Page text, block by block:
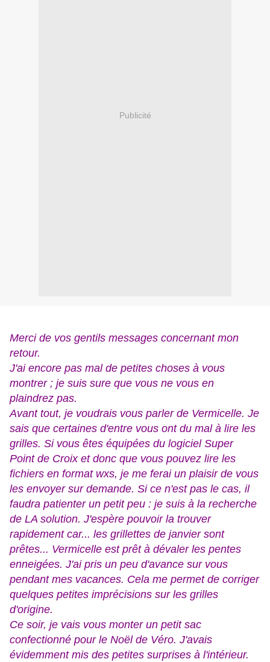
Publicité
Merci de vos gentils messages concernant mon
retour.
J'ai encore pas mal de petites choses à vous
montrer ; je suis sure que vous ne vous en
plaindrez pas.
Avant tout, je voudrais vous parler de Vermicelle. Je
sais que certaines d'entre vous ont du mal à lire les
grilles. Si vous êtes équipées du logiciel Super
Point de Croix et donc que vous pouvez lire les
fichiers en format wxs, je me ferai un plaisir de vous
les envoyer sur demande. Si ce n'est pas le cas, il
faudra patienter un petit peu : je suis à la recherche
de LA solution. J'espère pouvoir la trouver
rapidement car... les grillettes de janvier sont
prêtes... Vermicelle est prêt à dévaler les pentes
enneigées. J'ai pris un peu d'avance sur vous
pendant mes vacances. Cela me permet de corriger
quelques petites imprécisions sur les grilles
d'origine.
Ce soir, je vais vous monter un petit sac
confectionné pour le Noël de Véro. J'avais
évidemment mis des petites surprises à l'intérieur.